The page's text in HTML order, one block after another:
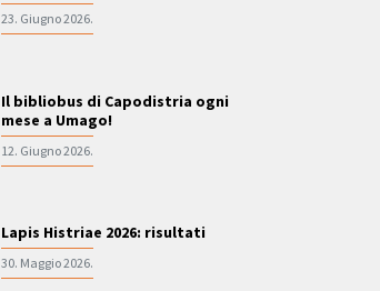
23. Giugno 2026.
Il bibliobus di Capodistria ogni
mese a Umago!
12. Giugno 2026.
Lapis Histriae 2026: risultati
30. Maggio 2026.